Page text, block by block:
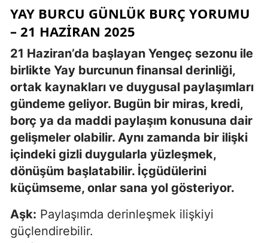
YAY BURCU GÜNLÜK BURÇ YORUMU
– 21 HAZIRAN 2025
21 Haziran’da başlayan Yengeç sezonu ile
birlikte Yay burcunun finansal derinliği,
ortak kaynakları ve duygusal paylaşımları
gündeme geliyor. Bugün bir miras, kredi,
borç ya da maddi paylaşım konusuna dair
gelişmeler olabilir. Aynı zamanda bir ilişki
içindeki gizli duygularla yüzleşmek,
dönüşüm başlatabilir. İçgüdülerini
küçümseme, onlar sana yol gösteriyor.
Aşk: Paylaşımda derinleşmek ilişkiyi
güçlendirebilir.